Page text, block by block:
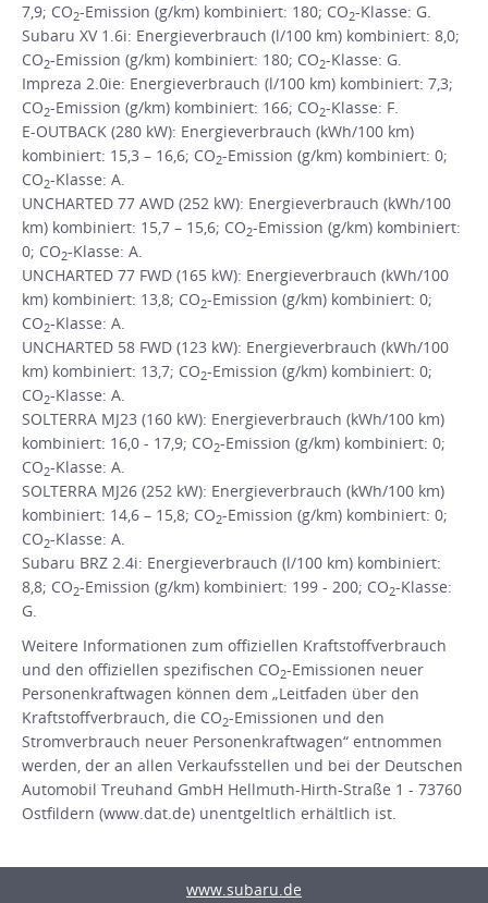
7,9; CO2-Emission (g/km) kombiniert: 180; CO2-Klasse: G.
Subaru XV 1.6i: Energieverbrauch (l/100 km) kombiniert: 8,0;
CO2-Emission (g/km) kombiniert: 180; CO2-Klasse: G.
Impreza 2.0ie: Energieverbrauch (l/100 km) kombiniert: 7,3;
CO2-Emission (g/km) kombiniert: 166; CO2-Klasse: F.
E-OUTBACK (280 kW): Energieverbrauch (kWh/100 km)
kombiniert: 15,3 – 16,6; CO2-Emission (g/km) kombiniert: 0;
CO2-Klasse: A.
UNCHARTED 77 AWD (252 kW): Energieverbrauch (kWh/100
km) kombiniert: 15,7 – 15,6; CO2-Emission (g/km) kombiniert:
0; CO2-Klasse: A.
UNCHARTED 77 FWD (165 kW): Energieverbrauch (kWh/100
km) kombiniert: 13,8; CO2-Emission (g/km) kombiniert: 0;
CO2-Klasse: A.
UNCHARTED 58 FWD (123 kW): Energieverbrauch (kWh/100
km) kombiniert: 13,7; CO2-Emission (g/km) kombiniert: 0;
CO2-Klasse: A.
SOLTERRA MJ23 (160 kW): Energieverbrauch (kWh/100 km)
kombiniert: 16,0 - 17,9; CO2-Emission (g/km) kombiniert: 0;
CO2-Klasse: A.
SOLTERRA MJ26 (252 kW): Energieverbrauch (kWh/100 km)
kombiniert: 14,6 – 15,8; CO2-Emission (g/km) kombiniert: 0;
CO2-Klasse: A.
Subaru BRZ 2.4i: Energieverbrauch (l/100 km) kombiniert:
8,8; CO2-Emission (g/km) kombiniert: 199 - 200; CO2-Klasse:
G.
Weitere Informationen zum offiziellen Kraftstoffverbrauch
und den offiziellen spezifischen CO2-Emissionen neuer
Personenkraftwagen können dem „Leitfaden über den
Kraftstoffverbrauch, die CO2-Emissionen und den
Stromverbrauch neuer Personenkraftwagen“ entnommen
werden, der an allen Verkaufsstellen und bei der Deutschen
Automobil Treuhand GmbH Hellmuth-Hirth-Straße 1 - 73760
Ostfildern (www.dat.de) unentgeltlich erhältlich ist.
www.subaru.de